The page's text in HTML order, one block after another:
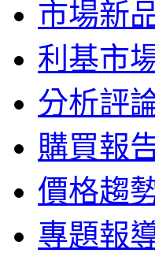
市場新
利基市
分析評
購買報
價格趨
專題報